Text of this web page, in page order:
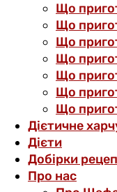
Що
Що
Що
Що
Що
Що
Що
Дієтичне
Дієти
Добірки
Про нас